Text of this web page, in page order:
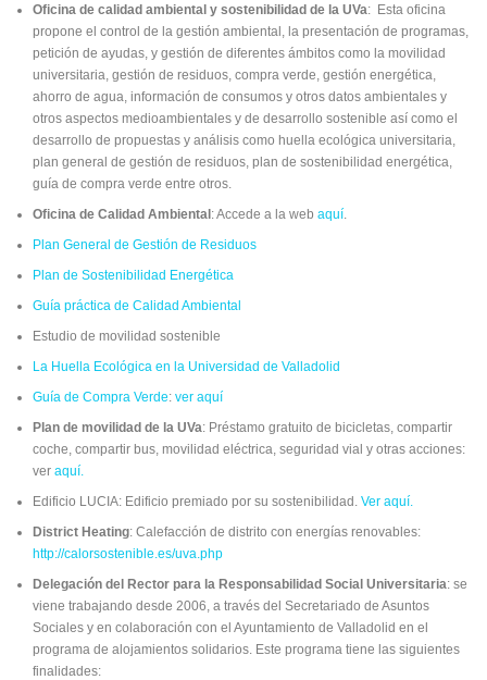
Oficina de calidad ambiental y sostenibilidad de la UVa: Esta oficina
propone el control de la gestión ambiental, la presentación de programas,
petición de ayudas, y gestión de diferentes ámbitos como la movilidad
universitaria, gestión de residuos, compra verde, gestión energética,
ahorro de agua, información de consumos y otros datos ambientales y
otros aspectos medioambientales y de desarrollo sostenible así como el
desarrollo de propuestas y análisis como huella ecológica universitaria,
plan general de gestión de residuos, plan de sostenibilidad energética,
guía de compra verde entre otros.
Oficina de Calidad Ambiental : Accede a la web aquí.
Plan General de Gestión de Residuos
Plan de Sostenibilidad Energética
Guía práctica de Calidad Ambiental
Estudio de movilidad sostenible
La Huella Ecológica en la Universidad de Valladolid
Guía de Compra Verde: ver aquí
Plan de movilidad de la UVa: Préstamo gratuito de bicicletas, compartir
coche, compartir bus, movilidad eléctrica, seguridad vial y otras acciones:
ver aquí.
Edificio LUCIA: Edificio premiado por su sostenibilidad. Ver aquí.
District Heating: Calefacción de distrito con energías renovables:
http://calorsostenible.es/uva.php
Delegación del Rector para la Responsabilidad Social Universitaria: se
viene trabajando desde 2006, a través del Secretariado de Asuntos
Sociales y en colaboración con el Ayuntamiento de Valladolid en el
programa de alojamientos solidarios. Este programa tiene las siguientes
finalidades: